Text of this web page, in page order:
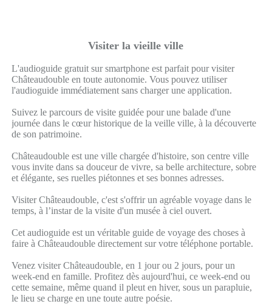
Visiter la vieille ville
L'audioguide gratuit sur smartphone est parfait pour visiter
Châteaudouble en toute autonomie. Vous pouvez utiliser
l'audioguide immédiatement sans charger une application.
Suivez le parcours de visite guidée pour une balade d'une
journée dans le cœur historique de la veille ville, à la découverte
de son patrimoine.
Châteaudouble est une ville chargée d'histoire, son centre ville
vous invite dans sa douceur de vivre, sa belle architecture, sobre
et élégante, ses ruelles piétonnes et ses bonnes adresses.
Visiter Châteaudouble, c'est s'offrir un agréable voyage dans le
temps, à l’instar de la visite d'un musée à ciel ouvert.
Cet audioguide est un véritable guide de voyage des choses à
faire à Châteaudouble directement sur votre téléphone portable.
Venez visiter Châteaudouble, en 1 jour ou 2 jours, pour un
week-end en famille. Profitez dès aujourd'hui, ce week-end ou
cette semaine, même quand il pleut en hiver, sous un parapluie,
le lieu se charge en une toute autre poésie.